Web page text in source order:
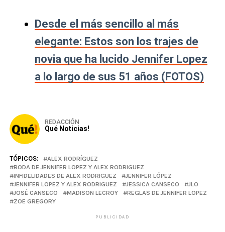
Desde el más sencillo al más
elegante: Estos son los trajes de
novia que ha lucido Jennifer Lopez
a lo largo de sus 51 años (FOTOS)
REDACCIÓN
Qué Noticias!
TÓPICOS:
ALEX RODRÍGUEZ
BODA DE JENNIFER LOPEZ Y ALEX RODRIGUEZ
INFIDELIDADES DE ALEX RODRIGUEZ
JENNIFER LÓPEZ
JENNIFER LOPEZ Y ALEX RODRIGUEZ
JESSICA CANSECO
JLO
JOSÉ CANSECO
MADISON LECROY
REGLAS DE JENNIFER LOPEZ
ZOE GREGORY
PUBLICIDAD